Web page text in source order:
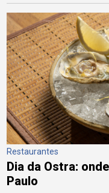
Restaurantes
Dia da Ostra:
Paulo